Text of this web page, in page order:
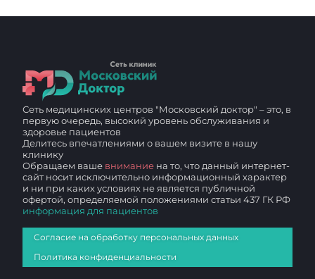
Сеть медицинских центров "Московский доктор" – это, в
первую очередь, высокий уровень обслуживания и
здоровье пациентов
Делитесь впечатлениями о вашем визите в нашу
клинику
Обращаем ваше внимание на то, что данный интернет-
сайт носит исключительно информационный характер
и ни при каких условиях не является публичной
офертой, определяемой положениями статьи 437 ГК РФ
информация для пациентов
Согласие на обработку персональных данных
Политика конфиденциальности